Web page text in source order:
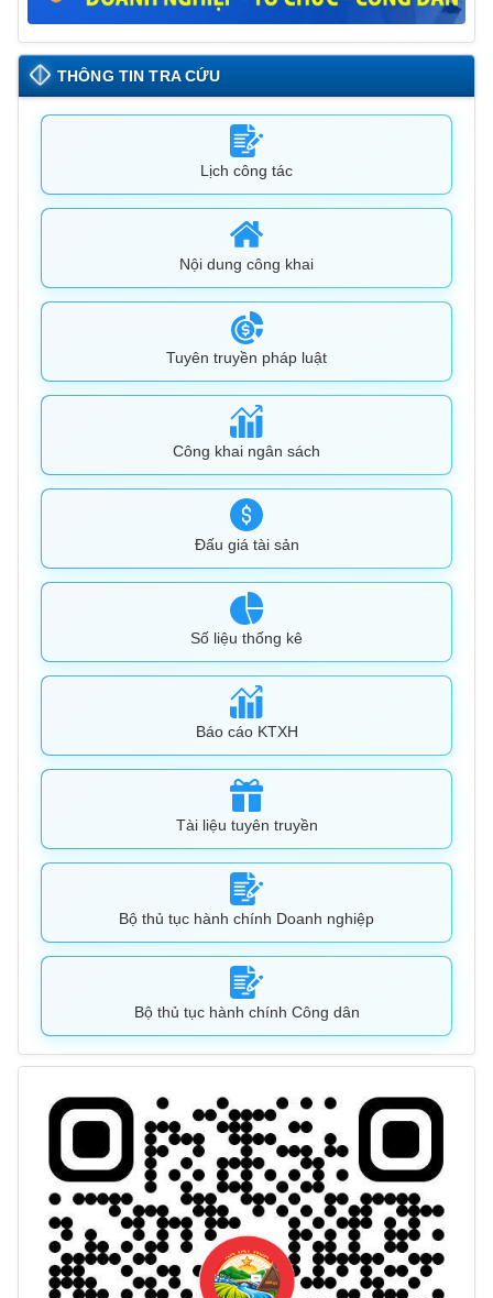
THÔNG TIN TRA CỨU
Lịch công tác
Nội dung công khai
Tuyên truyền pháp luật
Công khai ngân sách
Đấu giá tài sản
Số liệu thống kê
Báo cáo KTXH
Tài liệu tuyên truyền
Bộ thủ tục hành chính Doanh nghiệp
Bộ thủ tục hành chính Công dân